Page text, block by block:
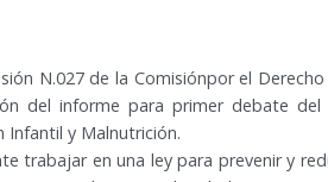
N.027 de la Comisiónpor el
del informe para primer debate
Infantil y Malnutrición.
trabajar en una ley para prevenir y